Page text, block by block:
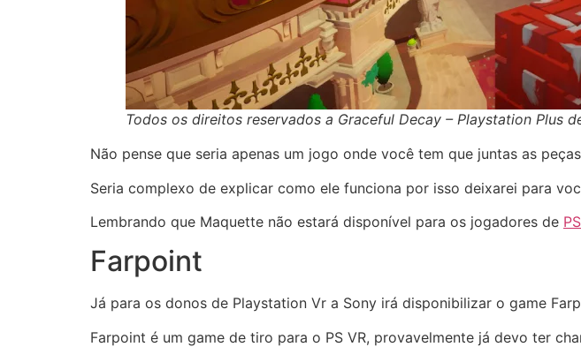
Todos os direitos reservados a Graceful Decay – Playstation Plus
Não pense que seria apenas um jogo onde você tem que juntas as
Seria complexo de explicar como ele funciona por isso deixarei para
Lembrando que Maquette não estará disponível para os jogadores de
Farpoint
Já para os donos de Playstation Vr a Sony irá disponibilizar o game
Farpoint é um game de tiro para o PS VR, provavelmente já devo ter